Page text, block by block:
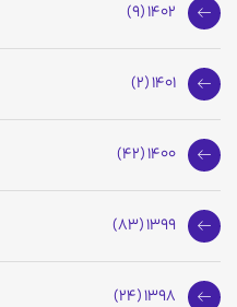
1402 (9)
1401 (2)
1400 (42)
1399 (83)
1398 (24)